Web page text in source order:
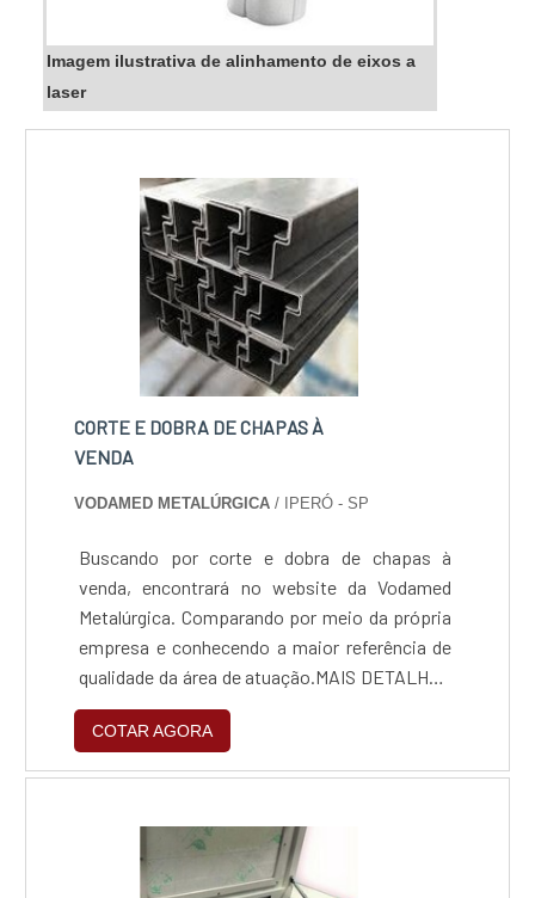
Imagem ilustrativa de alinhamento de eixos a
laser
CORTE E DOBRA DE CHAPAS À
VENDA
VODAMED METALÚRGICA / IPERÓ - SP
Buscando por corte e dobra de chapas à
venda, encontrará no website da Vodamed
Metalúrgica. Comparando por meio da própria
empresa e conhecendo a maior referência de
qualidade da área de atuação.MAIS DETALHES
SOBRE CORTE E DOBRA DE CHAPAS A
VENDASe alguém busca por corte e dobra de
chapas em uma empresa responsável, vai até
know-how focado em corte e dobra a laser e
dobragem chapas, garantindo a satisfação da
venda à entrega final, com foco total na
COTAR AGORA